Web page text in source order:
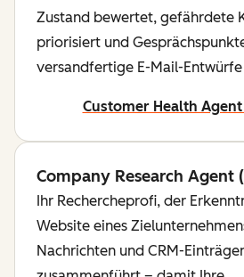
Zustand bewertet, gefährdete
priorisiert und
versandfertige E-Mail-
Customer Health
Company Research Agent
Ihr Rechercheprofi, der
Website eines
Nachrichten und CRM-